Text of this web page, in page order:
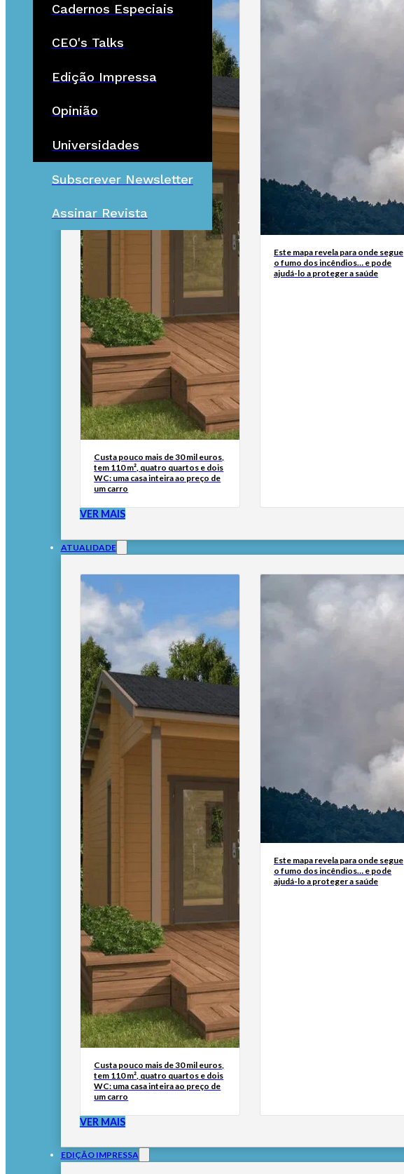
Cadernos Especiais
CEO's Talks
Edição Impressa
Opinião
Universidades
Subscrever Newsletter
Assinar Revista
Custa pouco mais de 30 mil euros,
tem 110 m², quatro quartos e dois
WC: uma casa inteira ao preço de
um carro
Este mapa revela para onde segue
o fumo dos incêndios… e pode
ajudá-lo a proteger a saúde
VER MAIS
ATUALIDADE
Custa pouco mais de 30 mil euros,
tem 110 m², quatro quartos e dois
WC: uma casa inteira ao preço de
um carro
Este mapa revela para onde segue
o fumo dos incêndios… e pode
ajudá-lo a proteger a saúde
VER MAIS
EDIÇÃO IMPRESSA